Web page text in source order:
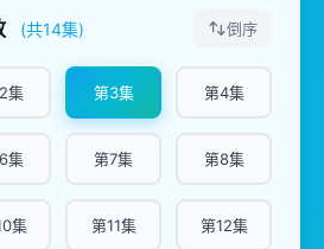
(共14集) 倒序
集 第3集 第4集
集 第7集 第8集
集 第11集 第12集